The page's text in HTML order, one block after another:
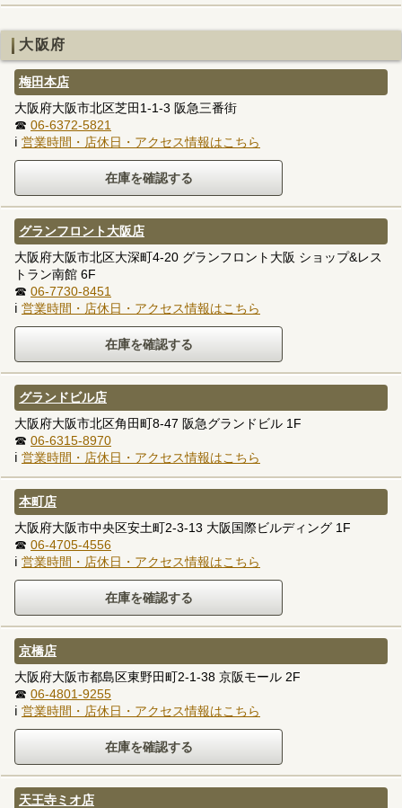
大阪府
梅田本店
大阪府大阪市北区芝田1-1-3 阪急三番街
☎ 06-6372-5821
ℹ 営業時間・店休日・アクセス情報はこちら
グランフロント大阪店
大阪府大阪市北区大深町4-20 グランフロント大阪 ショップ&レス
トラン南館 6F
☎ 06-7730-8451
ℹ 営業時間・店休日・アクセス情報はこちら
グランドビル店
大阪府大阪市北区角田町8-47 阪急グランドビル 1F
☎ 06-6315-8970
ℹ 営業時間・店休日・アクセス情報はこちら
本町店
大阪府大阪市中央区安土町2-3-13 大阪国際ビルディング 1F
☎ 06-4705-4556
ℹ 営業時間・店休日・アクセス情報はこちら
京橋店
大阪府大阪市都島区東野田町2-1-38 京阪モール 2F
☎ 06-4801-9255
ℹ 営業時間・店休日・アクセス情報はこちら
天王寺ミオ店